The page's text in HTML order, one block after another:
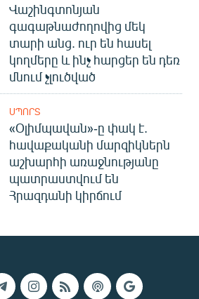
Վաշինգտոնյան
գագաթնաժողովից մեկ
տարի անց. ուր են հասել
կողմերը և ինչ հարցեր են դեռ
մնում չլուծված
ՍՊՈՐՏ
«Օլիմպավան»-ը փակ է.
հավաքականի մարզիկներն
աշխարհի առաջնությանը
պատրաստվում են
Հրազդանի կիրճում